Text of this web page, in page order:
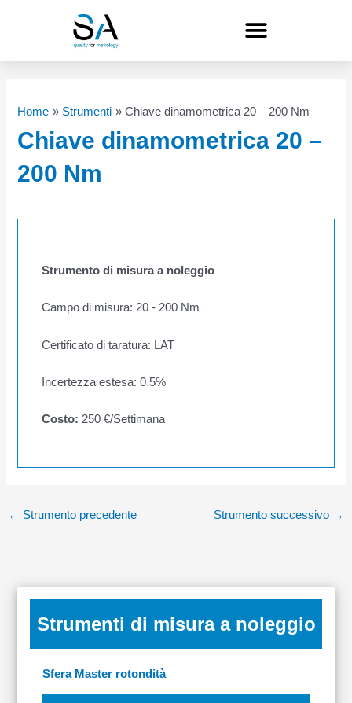
Home Strumenti Chiave dinamometrica 20 – 200 Nm
Chiave dinamometrica 20 –
200 Nm
Strumento di misura a noleggio
Campo di misura: 20 - 200 Nm
Certificato di taratura: LAT
Incertezza estesa: 0.5%
Costo: 250 €/Settimana
← Strumento precedente Strumento successivo →
Strumenti di misura a noleggio
Sfera Master rotondità